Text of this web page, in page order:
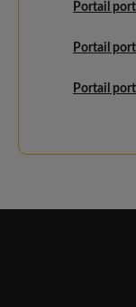
Portail
Portail
Portail